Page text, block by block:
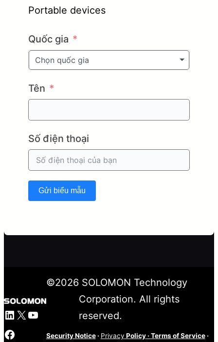
Portable devices
Quốc gia
Chọn quốc gia
Tên
Số điện thoại
Gửi biểu mẫu
LinkedIn
X Youtube
©2026SOLOMON Technology
Corporation. All rights
reserved.
Security Notice· Privacy Policy· Terms of Service·